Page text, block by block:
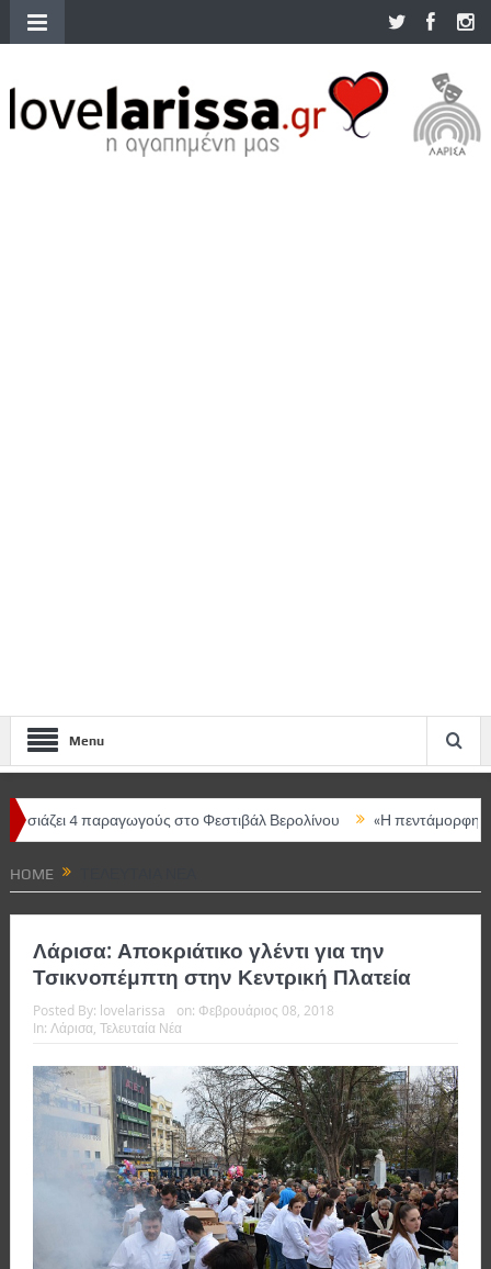
Menu
παραγωγούς στο Φεστιβάλ Βερολίνου «Η πεντάμορφη και το
HOME
Λάρισα: Αποκριάτικο γλέντι για την
Τσικνοπέμπτη στην Κεντρική Πλατεία
Posted By: lovelarissa on: Φεβρουάριος 08, 2018
In: Λάρισα, Τελευταία Νέα